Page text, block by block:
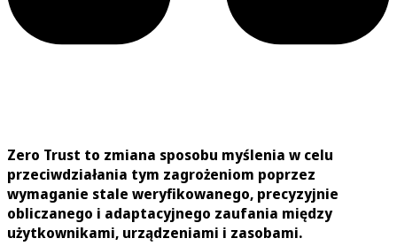
Zero Trust to zmiana sposobu myślenia w celu
przeciwdziałania tym zagrożeniom poprzez
wymaganie stale weryfikowanego, precyzyjnie
obliczanego i adaptacyjnego zaufania między
użytkownikami, urządzeniami i zasobami.